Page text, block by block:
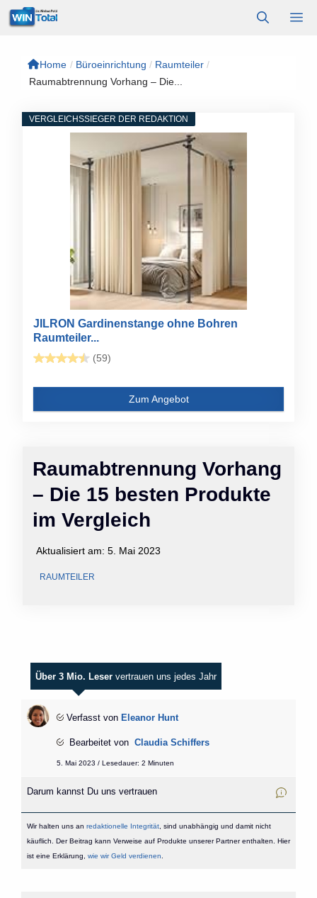
Zum
Inhalt
Home / Büroeinrichtung / Raumteiler /
Raumabtrennung Vorhang – Die...
Raumabtrennung Vorhang
– Die 15 besten Produkte
im Vergleich
Aktualisiert am: 5. Mai 2023
RAUMTEILER
VERGLEICHSSIEGER DER REDAKTION
JILRON Gardinenstange ohne Bohren
Raumteiler...
(59)
Zum Angebot
Über 3 Mio. Leser vertrauen uns jedes Jahr
Verfasst von Eleanor Hunt
Bearbeitet von Claudia Schiffers
5. Mai 2023 / Lesedauer: 2 Minuten
Darum kannst Du uns vertrauen
Wir halten uns an redaktionelle Integrität, sind unabhängig und damit nicht
käuflich. Der Beitrag kann Verweise auf Produkte unserer Partner enthalten. Hier
ist eine Erklärung, wie wir Geld verdienen